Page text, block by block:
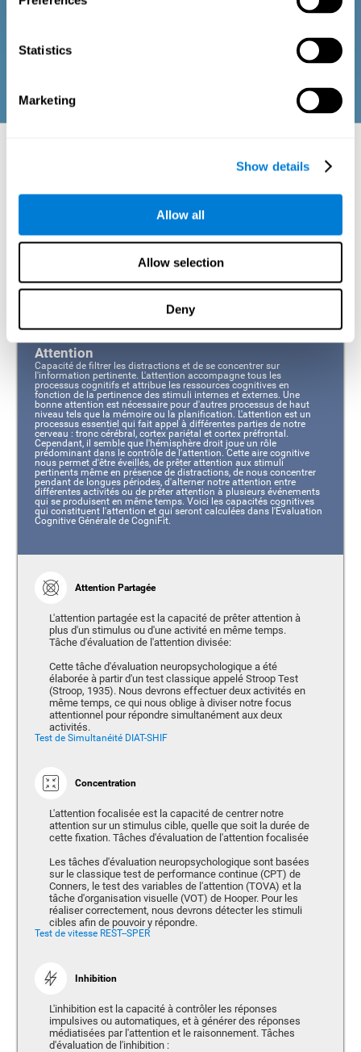
Statistics
Marketing
Show details
Allow all
Allow selection
Deny
être social (entretenir des relations saines et riches avec les
questions appartenant à chaque domaine sont adaptées aux
routines et activités des adultes ou des personnes âgées.
entraîner des problèmes dans la santéet la vie quotidienne d'une
quelles capacités cognitives sont en bon ou en mauvais état, et quelle
participant, il est nécessaire de mesurer différentes capacités
Attention
Capacité de filtrer les distractions et de se concentrer sur
l'information pertinente. L'attention accompagne tous les
processus cognitifs et attribue les ressources cognitives en
fonction de la pertinence des stimuli internes et externes. Une
bonne attention est nécessaire pour d'autres processus de haut
niveau tels que la mémoire ou la planification. L'attention est un
processus essentiel qui fait appel à différentes parties de notre
cerveau : tronc cérébral, cortex pariétal et cortex préfrontal.
Cependant, il semble que l'hémisphère droit joue un rôle
prédominant dans le contrôle de l'attention. Cette aire cognitive
nous permet d'être éveillés, de prêter attention aux stimuli
pertinents même en présence de distractions, de nous concentrer
pendant de longues périodes, d'alterner notre attention entre
différentes activités ou de prêter attention à plusieurs événements
qui se produisent en même temps. Voici les capacités cognitives
qui constituent l'attention et qui seront calculées dans l'Évaluation
Cognitive Générale de CogniFit.
Attention Partagée
L'attention partagée est la capacité de prêter attention à
plus d'un stimulus ou d'une activité en même temps.
Tâche d'évaluation de l'attention divisée:
Cette tâche d'évaluation neuropsychologique a été
élaborée à partir d'un test classique appelé Stroop Test
(Stroop, 1935). Nous devrons effectuer deux activités en
même temps, ce qui nous oblige à diviser notre focus
attentionnel pour répondre simultanément aux deux
activités.
Test de Simultanéité DIAT-SHIF
Concentration
L'attention focalisée est la capacité de centrer notre
attention sur un stimulus cible, quelle que soit la durée de
cette fixation. Tâches d'évaluation de l'attention focalisée
Les tâches d'évaluation neuropsychologique sont basées
sur le classique test de performance continue (CPT) de
Conners, le test des variables de l'attention (TOVA) et la
tâche d'organisation visuelle (VOT) de Hooper. Pour les
réaliser correctement, nous devrons détecter les stimuli
cibles afin de pouvoir y répondre.
Test de vitesse REST--SPER
Inhibition
L'inhibition est la capacité à contrôler les réponses
impulsives ou automatiques, et à générer des réponses
médiatisées par l'attention et le raisonnement. Tâches
d'évaluation de l'inhibition :